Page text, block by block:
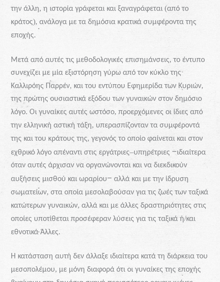
την άλλη,η ιστορία γράφεται και ξαναγράφεται (από το
κράτος),ανάλογα με τα δημόσια κρατικά συμφέροντα της
εποχής.
Μετά από αυτές τις μεθοδολογικές επισημάνσεις,το έντυπο
συνεχίζει με μία εξιστόρηση γύρω από τον κύκλο της
Καλλιρόης
Παρρέν, και του εντύπου Εφημερίδα των Κυριών,
της πρώτης ουσιαστικά εξόδου των γυναικών στον δημόσιο
λόγο.Οι γυναίκες αυτές ωστόσο,προερχόμενες οι ίδιες από
την ελληνική αστική τάξη, υπερασπίζονταν τα συμφέροντά
της και του κράτους της,γεγονός το οποίο φαίνεται και στον
εχθρικό λόγο απέναντι στις εργάτριες–υπηρέτριες –ιδιαίτερα
όταν αυτές άρχισαν να οργανώνονται και να διεκδικούν
αυξήσεις μισθού και ωραρίου– αλλά και με την ίδρυση
σωματείων,στα οποία μεσολαβούσαν για τις ζωές των ταξικά
κατώτερων γυναικών,αλλά και με άλλες δραστηριότητες στις
οποίες υποτίθεται προσέφεραν λύσεις για τις ταξικά ή/και
εθνοτικά Άλλες.
Η κατάσταση αυτή δεν άλλαξε ιδιαίτερα κατά τη διάρκεια του
μεσοπολέμου, με μόνη διαφορά ότι οι γυναίκες της εποχής